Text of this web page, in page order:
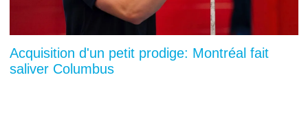
Acquisition d'un petit prodige: Montréal fait
saliver Columbus